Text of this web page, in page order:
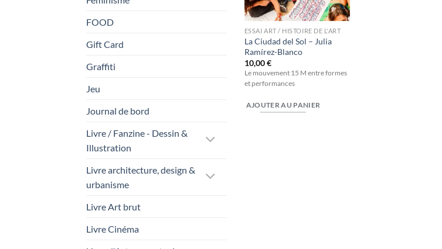
FOOD
Gift Card
Graffiti
Jeu
Journal de bord
Livre / Fanzine - Dessin &
Illustration
Livre architecture, design &
urbanisme
Livre Art brut
Livre Cinéma
ESSAI ART / HISTOIRE DE L'ART
La Ciudad del Sol – Julia
Ramírez-Blanco
10,00€
Le mouvement 15 M entre formes
et performances
AJOUTER AU PANIER